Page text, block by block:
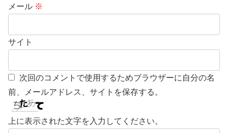
メール ※
サイト
次回のコメントで使用するためブラウザーに自分の名
前、メールアドレス、サイトを保存する。
上に表示された文字を入力してください。